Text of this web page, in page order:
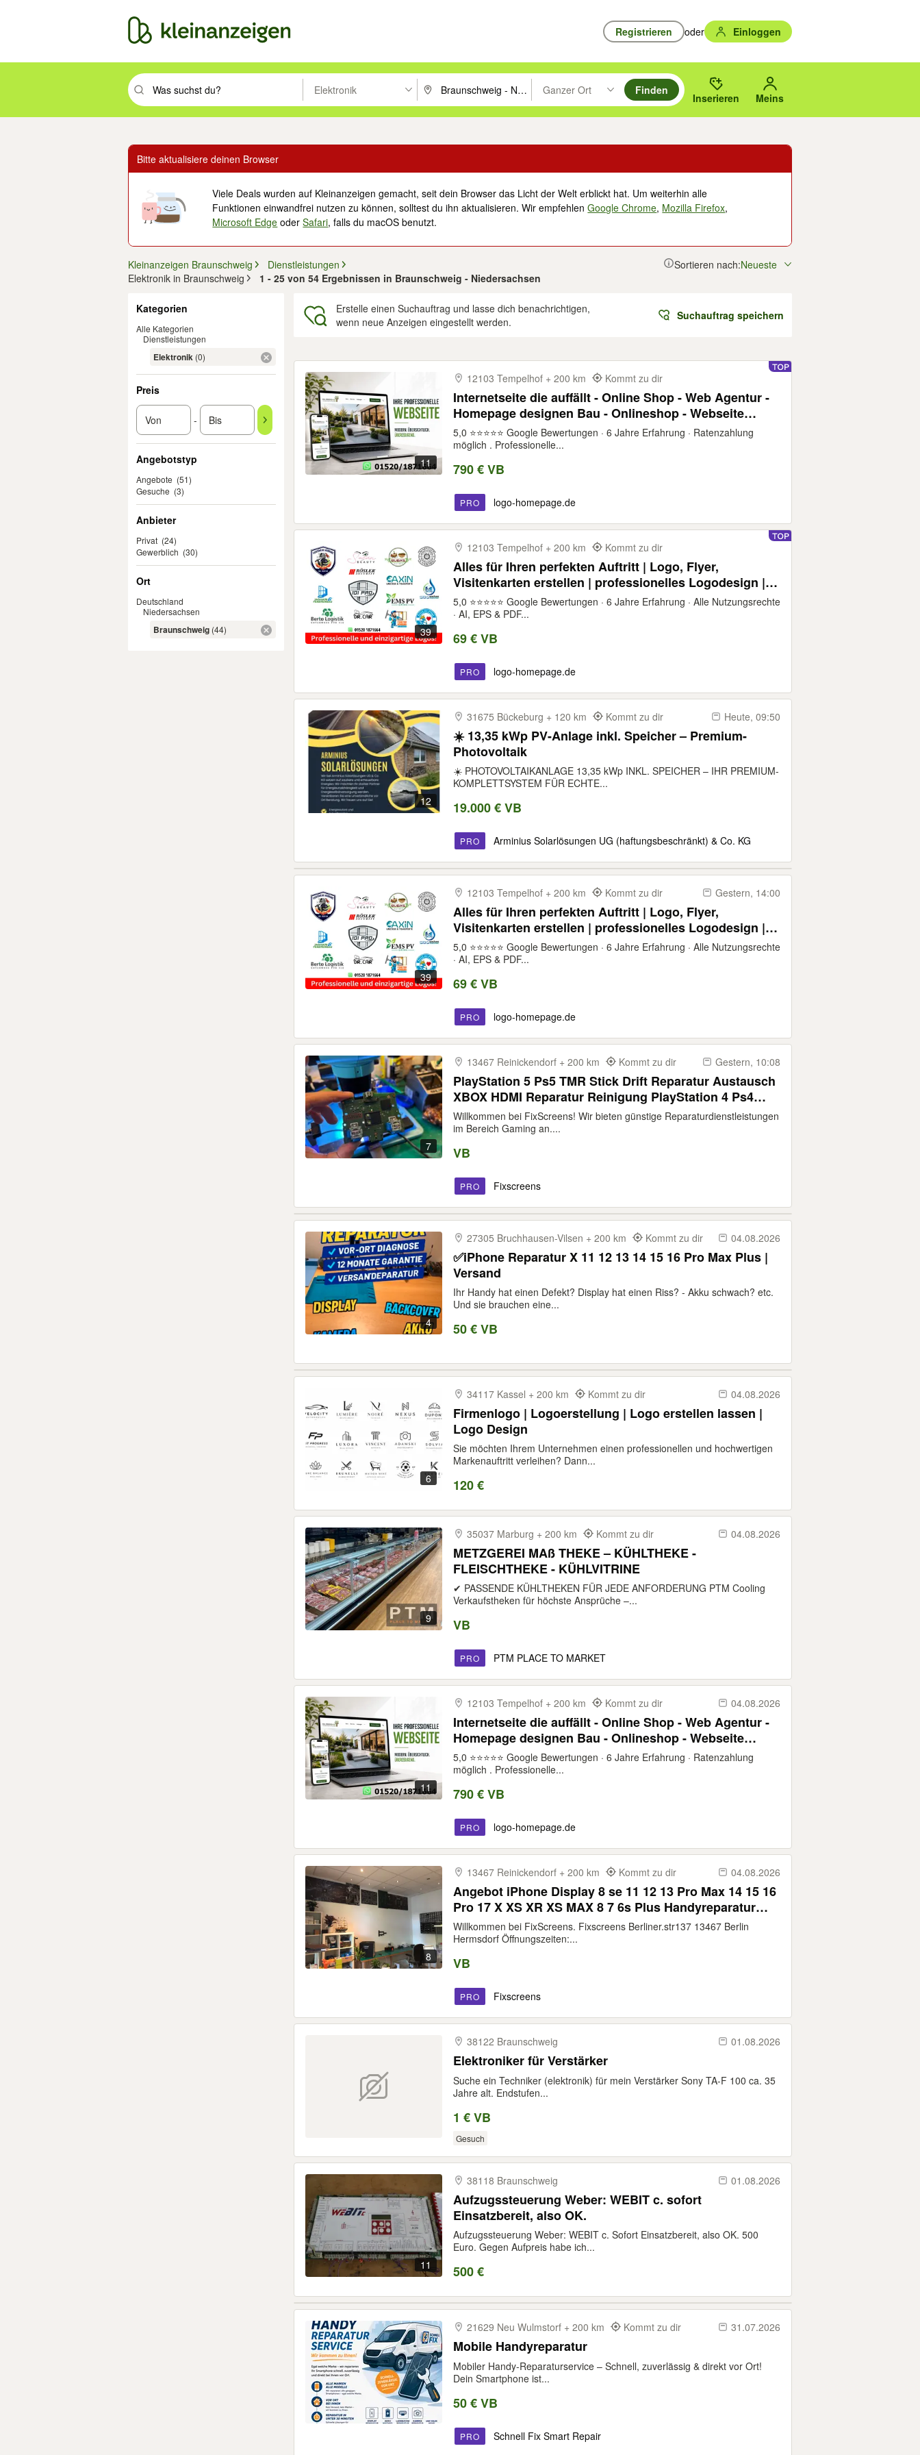
Registrieren oder Einloggen
Suchbegriff eingeben. Eingabetaste drücken um zu suchen, oder Vorschläge mit den Pfeiltasten nach oben/unten durchsuchen und mit Eingabetaste auswählen.
Elektronik PLZ oder Ort eingeben. Eingabetaste drücken um zu suchen, oder Vorschläge mit den Pfeiltasten nach oben/
Ganzer Ort
Suche im Umkreis des gewählten Orts oder PLZ.
Finden
Inserieren Meins
Bitte aktualisiere deinen Browser
Viele Deals wurden auf Kleinanzeigen gemacht, seit dein Browser das Licht der Welt erblickt hat. Um weiterhin alle
Funktionen einwandfrei nutzen zu können, solltest du ihn aktualisieren. Wir empfehlenGoogle Chrome, Mozilla Firefox,
Microsoft Edge oderSafari, falls du macOS benutzt.
Kleinanzeigen Braunschweig
Dienstleistungen
Elektronik in Braunschweig
1 - 25 von 54 Ergebnissen in Braunschweig - Niedersachsen
Sortieren nach:Neueste
Kategorien
Alle Kategorien
Dienstleistungen
Elektronik (0)
Preis
-
Angebotstyp
Angebote (51)
Gesuche (3)
Anbieter
Privat (24)
Gewerblich (30)
Ort
Deutschland
Niedersachsen
Braunschweig (44)
Erstelle einen Suchauftrag und lasse dich benachrichtigen,
wenn neue Anzeigen eingestellt werden.
Suchauftrag speichern
11
12103 Tempelhof + 200 km Kommt zu dir
Internetseite die auffällt - Online Shop - Web Agentur -
Homepage designen Bau - Onlineshop - Webseite
erstellen lassen - Webdesign mit Logo Erstellung -
Homepages mit SEO Optimierung - Facebook
5,0 ⭐⭐⭐⭐⭐ Google Bewertungen · 6 Jahre Erfahrung · Ratenzahlung
möglich . Professionelle...
790 € VB
PRO logo-homepage.de
39
12103 Tempelhof + 200 km Kommt zu dir
Alles für Ihren perfekten Auftritt | Logo, Flyer,
Visitenkarten erstellen | professionelles Logodesign |
Speisekarten Designer | schnelle Logoerstellung |
Firmenlogo | Markenlogo | Vektorgrafik EPS
5,0 ⭐⭐⭐⭐⭐ Google Bewertungen · 6 Jahre Erfahrung · Alle Nutzungsrechte
· AI, EPS & PDF...
69 € VB
PRO logo-homepage.de
12
31675 Bückeburg + 120 km Kommt zu dir Heute, 09:50
☀️ 13,35 kWp PV-Anlage inkl. Speicher – Premium-
Photovoltaik
☀️ PHOTOVOLTAIKANLAGE 13,35 kWp INKL. SPEICHER – IHR PREMIUM-
KOMPLETTSYSTEM FÜR ECHTE...
19.000 € VB
PRO Arminius Solarlösungen UG (haftungsbeschränkt) & Co. KG
39
12103 Tempelhof + 200 km Kommt zu dir Gestern, 14:00
Alles für Ihren perfekten Auftritt | Logo, Flyer,
Visitenkarten erstellen | professionelles Logodesign |
Speisekarten Designer | schnelle Logoerstellung |
Firmenlogo | Markenlogo | Vektorgrafik EPS
5,0 ⭐⭐⭐⭐⭐ Google Bewertungen · 6 Jahre Erfahrung · Alle Nutzungsrechte
· AI, EPS & PDF...
69 € VB
PRO logo-homepage.de
7
13467 Reinickendorf + 200 km Kommt zu dir Gestern, 10:08
PlayStation 5 Ps5 TMR Stick Drift Reparatur Austausch
XBOX HDMI Reparatur Reinigung PlayStation 4 Ps4
Liquid Metall
Willkommen bei FixScreens! Wir bieten günstige Reparaturdienstleistungen
im Bereich Gaming an....
VB
PRO Fixscreens
4
27305 Bruchhausen-​Vilsen + 200 km Kommt zu dir 04.08.2026
✅iPhone Reparatur X 11 12 13 14 15 16 Pro Max Plus |
Versand
Ihr Handy hat einen Defekt? Display hat einen Riss? - Akku schwach? etc.
Und sie brauchen eine...
50 € VB
6
34117 Kassel + 200 km Kommt zu dir 04.08.2026
Firmenlogo | Logoerstellung | Logo erstellen lassen |
Logo Design
Sie möchten Ihrem Unternehmen einen professionellen und hochwertigen
Markenauftritt verleihen? Dann...
120 €
9
35037 Marburg + 200 km Kommt zu dir 04.08.2026
METZGEREI MAß THEKE – KÜHLTHEKE -
FLEISCHTHEKE - KÜHLVITRINE
✔ PASSENDE KÜHLTHEKEN FÜR JEDE ANFORDERUNG PTM Cooling
Verkaufstheken für höchste Ansprüche –...
VB
PRO PTM PLACE TO MARKET
11
12103 Tempelhof + 200 km Kommt zu dir 04.08.2026
Internetseite die auffällt - Online Shop - Web Agentur -
Homepage designen Bau - Onlineshop - Webseite
erstellen lassen - Webdesign mit Logo Erstellung -
Homepages mit SEO Optimierung - Facebook
5,0 ⭐⭐⭐⭐⭐ Google Bewertungen · 6 Jahre Erfahrung · Ratenzahlung
möglich . Professionelle...
790 € VB
PRO logo-homepage.de
8
13467 Reinickendorf + 200 km Kommt zu dir 04.08.2026
Angebot iPhone Display 8 se 11 12 13 Pro Max 14 15 16
Pro 17 X XS XR XS MAX 8 7 6s Plus Handyreparatur
Akku Platine Ladebuchse Front Rückcamera Backcover
Displayreparatur Lautspreche Wasserschaden
Willkommen bei FixScreens. Fixscreens Berliner.str137 13467 Berlin
Hermsdorf Öffnungszeiten:...
VB
PRO Fixscreens
38122 Braunschweig 01.08.2026
Elektroniker für Verstärker
Suche ein Techniker (elektronik) für mein Verstärker Sony TA-F 100 ca. 35
Jahre alt. Endstufen...
1 € VB
Gesuch
11
38118 Braunschweig 01.08.2026
Aufzugssteuerung Weber: WEBIT c. sofort
Einsatzbereit, also OK.
Aufzugssteuerung Weber: WEBIT c. Sofort Einsatzbereit, also OK. 500
Euro. Gegen Aufpreis habe ich...
500 €
21629 Neu Wulmstorf + 200 km Kommt zu dir 31.07.2026
Mobile Handyreparatur
Mobiler Handy-Reparaturservice – Schnell, zuverlässig & direkt vor Ort!
Dein Smartphone ist...
50 € VB
PRO Schnell Fix Smart Repair